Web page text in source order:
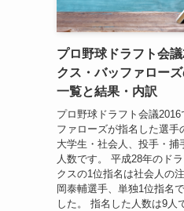
プロ野球ドラフト会
クス・バッファロー
一覧と結果・内訳
プロ野球ドラフト会議
ファローズが指名した選手
大学生・社会人、投手・捕
人数です。 平成28年のド
クスの1位指名は社会人の
岡泰輔選手、単独1位指名
した。 指名した人数は9人